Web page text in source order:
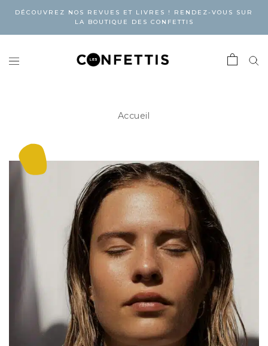
DÉCOUVREZ NOS REVUES ET LIVRES ! RENDEZ-VOUS SUR
LA BOUTIQUE DES CONFETTIS
Accueil